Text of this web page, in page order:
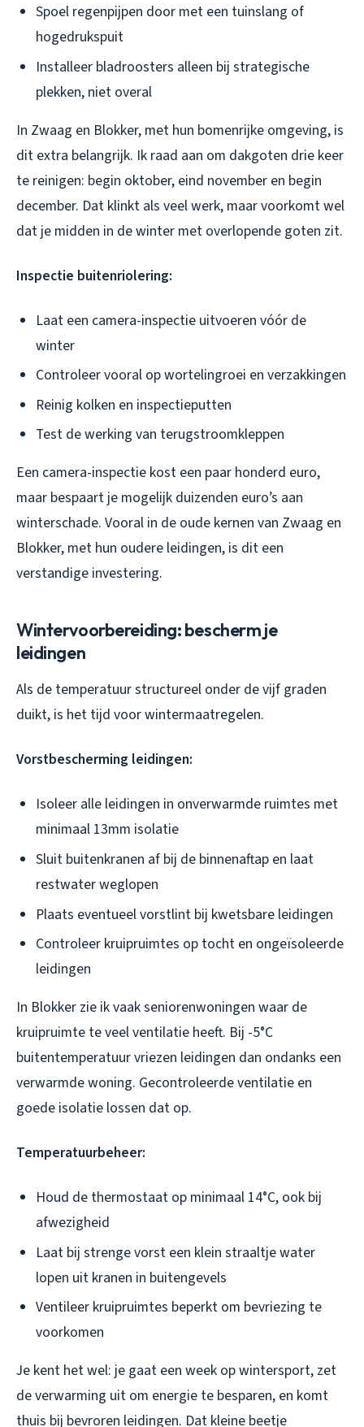
Spoel regenpijpen door met een tuinslang of
hogedrukspuit
Installeer bladroosters alleen bij strategische
plekken, niet overal
In Zwaag en Blokker, met hun bomenrijke omgeving, is
dit extra belangrijk. Ik raad aan om dakgoten drie keer
te reinigen: begin oktober, eind november en begin
december. Dat klinkt als veel werk, maar voorkomt wel
dat je midden in de winter met overlopende goten zit.
Inspectie buitenriolering:
Laat een camera-inspectie uitvoeren vóór de
winter
Controleer vooral op wortelingroei en verzakkingen
Reinig kolken en inspectieputten
Test de werking van terugstroomkleppen
Een camera-inspectie kost een paar honderd euro,
maar bespaart je mogelijk duizenden euro’s aan
winterschade. Vooral in de oude kernen van Zwaag en
Blokker, met hun oudere leidingen, is dit een
verstandige investering.
Wintervoorbereiding: bescherm je
leidingen
Als de temperatuur structureel onder de vijf graden
duikt, is het tijd voor wintermaatregelen.
Vorstbescherming leidingen:
Isoleer alle leidingen in onverwarmde ruimtes met
minimaal 13mm isolatie
Sluit buitenkranen af bij de binnenaftap en laat
restwater weglopen
Plaats eventueel vorstlint bij kwetsbare leidingen
Controleer kruipruimtes op tocht en ongeïsoleerde
leidingen
In Blokker zie ik vaak seniorenwoningen waar de
kruipruimte te veel ventilatie heeft. Bij -5°C
buitentemperatuur vriezen leidingen dan ondanks een
verwarmde woning. Gecontroleerde ventilatie en
goede isolatie lossen dat op.
Temperatuurbeheer:
Houd de thermostaat op minimaal 14°C, ook bij
afwezigheid
Laat bij strenge vorst een klein straaltje water
lopen uit kranen in buitengevels
Ventileer kruipruimtes beperkt om bevriezing te
voorkomen
Je kent het wel: je gaat een week op wintersport, zet
de verwarming uit om energie te besparen, en komt
thuis bij bevroren leidingen. Dat kleine beetje